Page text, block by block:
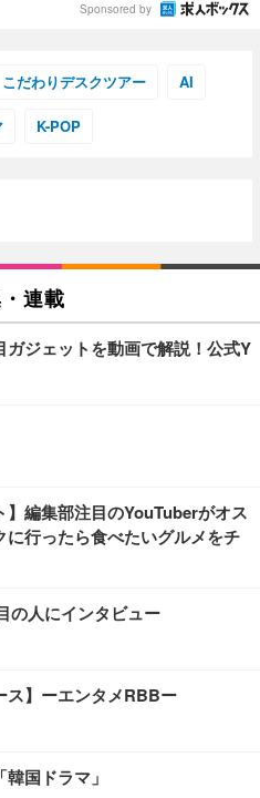
Sponsored by
こだわりデスクツアー AI
K-POP
連載
ガジェットを動画で解説！公式Y
】編集部注目のYouTuberがオス
に行ったら食べたいグルメをチ
の人にインタビュー
ス】ーエンタメRBBー
国ドラマ」